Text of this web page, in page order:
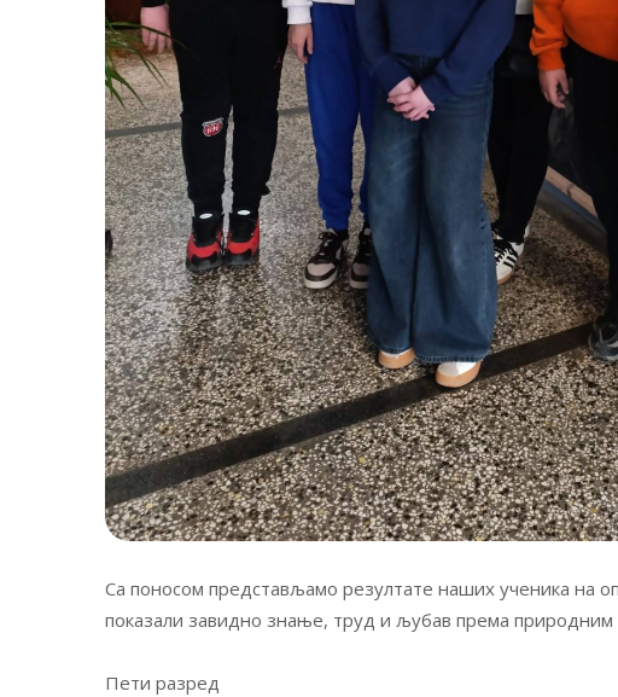
Са поносом представљамо резултате наших ученика на
показали завидно знање, труд и љубав према природним
Пети разред